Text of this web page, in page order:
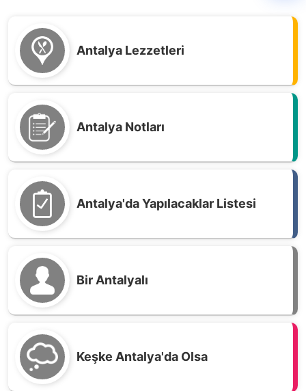
Antalya Lezzetleri
Antalya Notları
Antalya'da Yapılacaklar Listesi
Bir Antalyalı
Keşke Antalya'da Olsa